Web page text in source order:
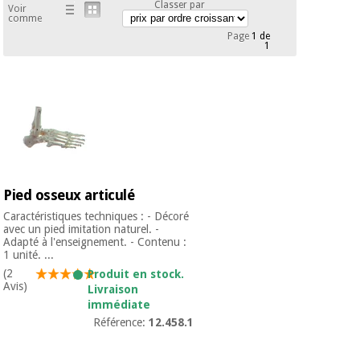
Outlet
Tech
Fisaude
équipement
médical
Mobilier
clinique
thérapeutiques
Matériel de
protection
essentiel
pour les
coronavirus
Offres
Outlet
Académie
Tech
Fisaude
Médecine
Mobilier
clinique
Armoires
thérapeutiques
Voir
comme
Classer par
Page1 de
1
Pied osseux articulé
Caractéristiques techniques : - Décoré
avec un pied imitation naturel. -
Adapté à l'enseignement. - Contenu :
1 unité. ...
(2
Avis)
Produit en stock.
Livraison
immédiate
Référence:12.458.1